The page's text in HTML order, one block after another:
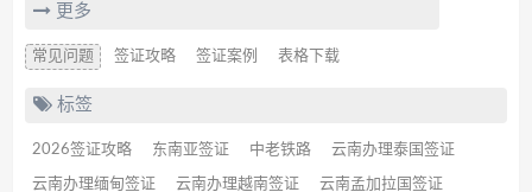
更多
常见问题 签证攻略 签证案例 表格下载
标签
2026签证攻略 东南亚签证 中老铁路 云南办理泰国签证
云南办理缅甸签证 云南办理越南签证 云南孟加拉国签证